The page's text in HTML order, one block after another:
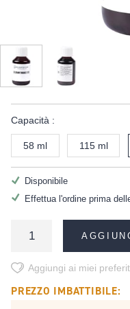
Capacità :
58 ml 115 ml
Disponibile
Effettua l'ordine prima
Aggiungi ai miei
PREZZO IMBATTIBILE: